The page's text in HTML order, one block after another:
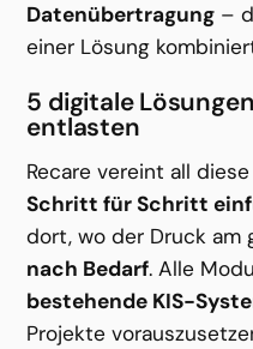
Datenübertragung –
einer Lösung
5 digitale
entlasten
Schritt für Schritt
dort, wo der Druck
nach Bedarf. Alle
bestehende KIS-
Projekte